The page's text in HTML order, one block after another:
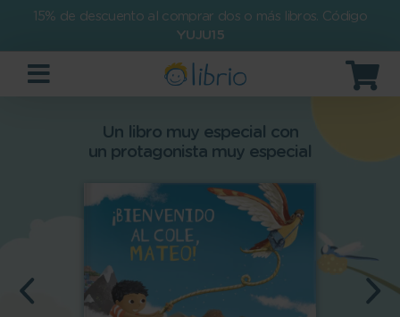
15% de descuento al comprar dos o más libros. Código
YUJU15
Un libro muy especial con
un protagonista muy especial